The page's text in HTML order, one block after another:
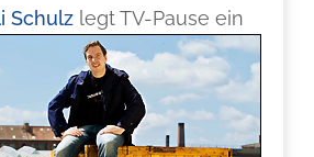
Schulz legt TV-Pause ein